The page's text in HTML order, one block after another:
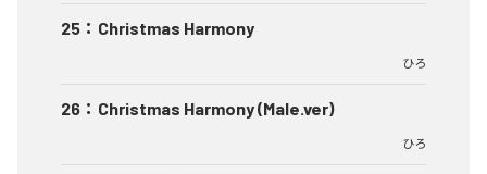
25 ： Christmas Harmony
ひろ
26 ： Christmas Harmony (Male.ver)
ひろ